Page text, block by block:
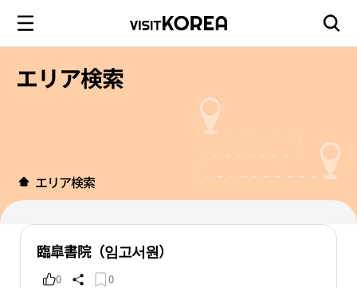
エリア検索
エリア検索
臨皐書院（임고서원）
0 0